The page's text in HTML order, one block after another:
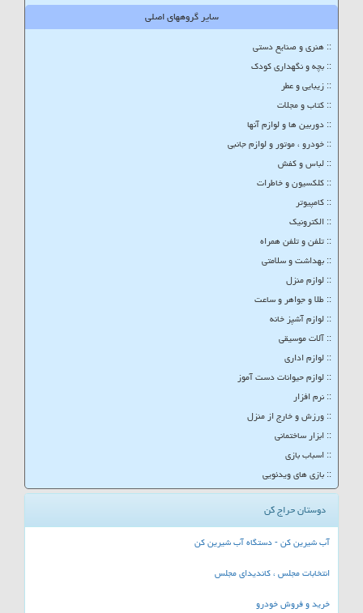
سایر گروههای اصلی
:: هنری و صنایع دستی
:: بچه و نگهداری کودک
:: زیبایی و عطر
:: کتاب و مجلات
:: دوربین ها و لوازم آنها
:: خودرو ، موتور و لوازم جانبی
:: لباس و کفش
:: کلکسیون و خاطرات
:: کامپیوتر
:: الکترونیک
:: تلفن و تلفن همراه
:: بهداشت و سلامتی
:: لوازم منزل
:: طلا و جواهر و ساعت
:: لوازم آشپز خانه
:: آلات موسیقی
:: لوازم اداری
:: لوازم حیوانات دست آموز
:: نرم افزار
:: ورزش و خارج از منزل
:: ابزار ساختمانی
:: اسباب بازی
:: بازی های ویدئویی
دوستان حراج کن
آب شیرین کن - دستگاه آب شیرین کن
انتخابات مجلس ، کاندیدای مجلس
خرید و فروش خودرو